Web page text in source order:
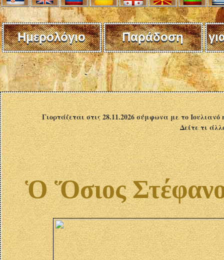
Ημερολόγιο Παράδοση
Γιορτάζεται στις 28.11.2026 σύμφωνα με το
Δείτε τι
Ὁ Ὅσιος